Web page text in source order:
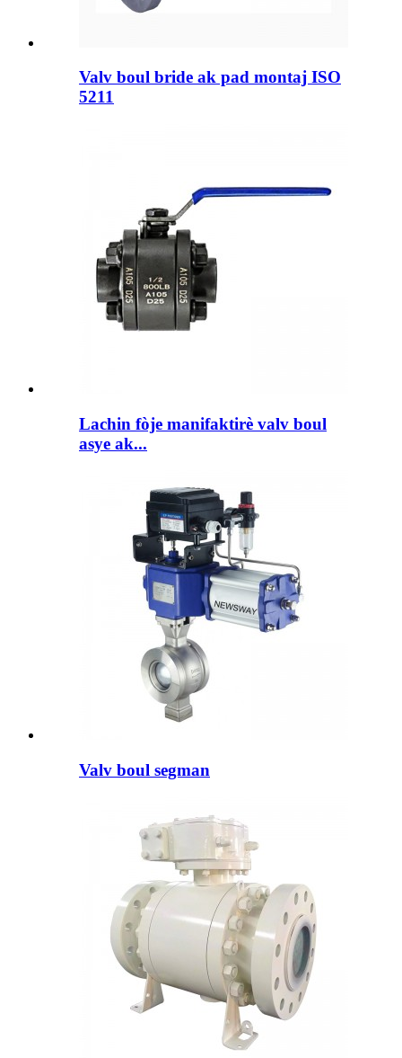
Valv boul bride ak pad montaj ISO
5211
Lachin fòje manifaktirè valv boul
asye ak...
Valv boul segman